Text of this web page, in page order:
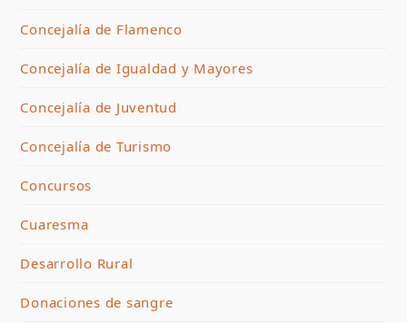
Concejalía de Flamenco
Concejalía de Igualdad y Mayores
Concejalía de Juventud
Concejalía de Turismo
Concursos
Cuaresma
Desarrollo Rural
Donaciones de sangre